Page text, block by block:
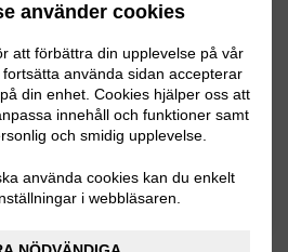
använder cookies
att förbättra din upplevelse på vår
använda sidan accepterar
din enhet. Cookies hjälper oss att
innehåll och funktioner samt
och smidig upplevelse.
använda cookies kan du enkelt
i webbläsaren.
industrikommun
idag inom trä och
FÖR UPPVIDINGE